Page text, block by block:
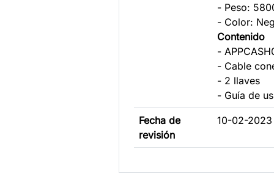
- Peso:
- Color:
Contenido
-
- Cable
- 2 llaves
- Guía de
Fecha de
revisión
10-02-2023